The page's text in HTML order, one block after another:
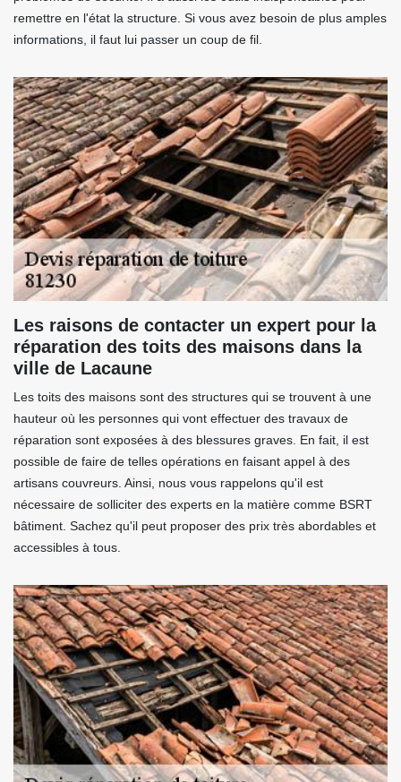
remettre en l'état la structure. Si vous avez besoin de plus amples
informations, il faut lui passer un coup de fil.
Les raisons de contacter un expert pour la
réparation des toits des maisons dans la
ville de Lacaune
Les toits des maisons sont des structures qui se trouvent à une
hauteur où les personnes qui vont effectuer des travaux de
réparation sont exposées à des blessures graves. En fait, il est
possible de faire de telles opérations en faisant appel à des
artisans couvreurs. Ainsi, nous vous rappelons qu'il est
nécessaire de solliciter des experts en la matière comme BSRT
bâtiment. Sachez qu'il peut proposer des prix très abordables et
accessibles à tous.